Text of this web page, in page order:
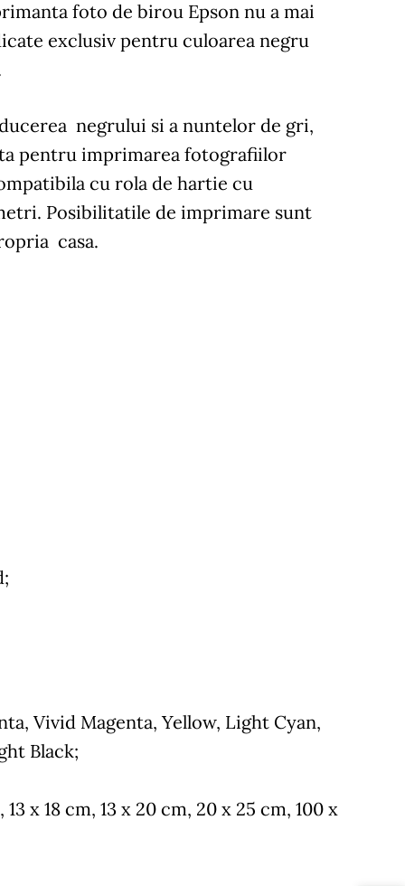
foto de birou Epson nu a mai
exclusiv pentru culoarea negru
negrului si a nuntelor de gri,
pentru imprimarea fotografiilor
cu rola de hartie cu
Posibilitatile de imprimare sunt
casa.
Vivid Magenta, Yellow, Light Cyan,
Black;
x 18 cm, 13 x 20 cm, 20 x 25 cm, 100 x